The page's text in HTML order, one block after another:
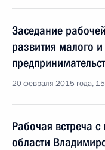
Заседание
развития малого и
20 февраля 2015 года,
Рабочая встреча с
области